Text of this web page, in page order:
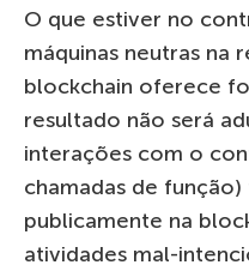
O que estiver no
máquinas neutras na
blockchain oferece
resultado não será
interações com o
chamadas de
publicamente na
atividades mal-